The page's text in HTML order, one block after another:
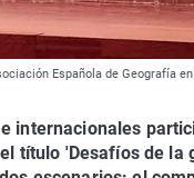
Española de Geografía en
internacionales
título 'Desafíos de